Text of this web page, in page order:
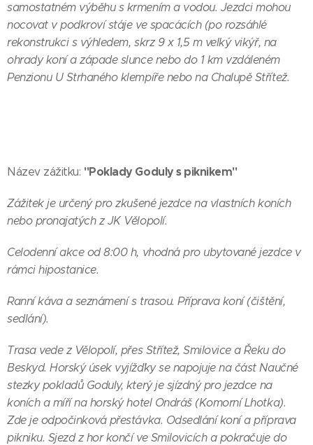
samostatném výběhu s krmením a vodou. Jezdci mohou
nocovat v podkroví stáje ve spacácích (po rozsáhlé
rekonstrukci s výhledem, skrz 9 x 1,5 m velký vikýř, na
ohrady koní a západe slunce nebo do 1 km vzdáleném
Penzionu U Strhaného klempíře nebo na Chalupě Střítež.
Název zážitku: "Poklady Goduly s piknikem"
Zážitek je určený pro zkušené jezdce na vlastních koních
nebo pronajatých z JK Vělopolí.
Celodenní akce od 8:00 h, vhodná pro ubytované jezdce v
rámci hipostanice.
Ranní káva a seznámení s trasou. Příprava koní (čištění,
sedlání).
Trasa vede z Vělopolí, přes Střítež, Smilovice a Řeku do
Beskyd. Horský úsek vyjížďky se napojuje na část Naučné
stezky pokladů Goduly, který je sjízdný pro jezdce na
koních a míří na horský hotel Ondráš (Komorní Lhotka).
Zde je odpočinková přestávka. Odsedlání koní a příprava
pikniku. Sjezd z hor končí ve Smilovicích a pokračuje do